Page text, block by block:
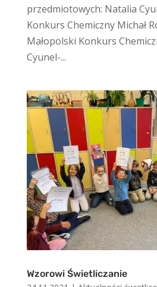
przedmiotowych: Natalia
Konkurs Chemiczny Michał
Małopolski Konkurs
Cyunel-...
Wzorowi Świetliczanie